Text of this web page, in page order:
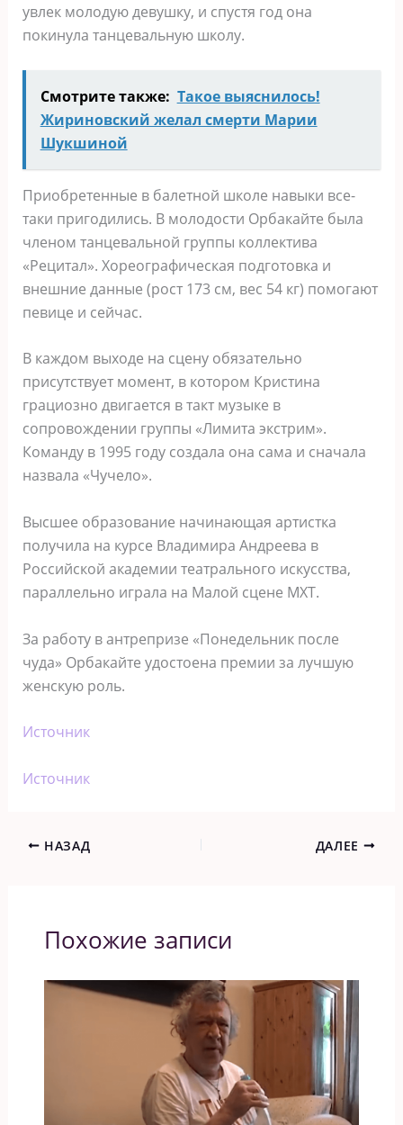
увлек молодую девушку, и спустя год она
покинула танцевальную школу.
Смотрите также: Такое выяснилось!
Жириновский желал смерти Марии
Шукшиной
Приобретенные в балетной школе навыки все-
таки пригодились. В молодости Орбакайте была
членом танцевальной группы коллектива
«Рецитал». Хореографическая подготовка и
внешние данные (рост 173 см, вес 54 кг) помогают
певице и сейчаc.
В каждом выходе на сцену обязательно
присутствует момент, в котором Кристина
грациозно двигается в такт музыке в
сопровождении группы «Лимита экстрим».
Команду в 1995 году создала она сама и сначала
назвала «Чучело».
Высшее образование начинающая артистка
получила на курсе Владимира Андреева в
Российской академии театрального искусства,
параллельно играла на Малой сцене МХТ.
За работу в антрепризе «Понедельник после
чуда» Орбакайте удостоена премии за лучшую
женскую роль.
Источник
Источник
НАЗАД ДАЛЕЕ
Похожие записи